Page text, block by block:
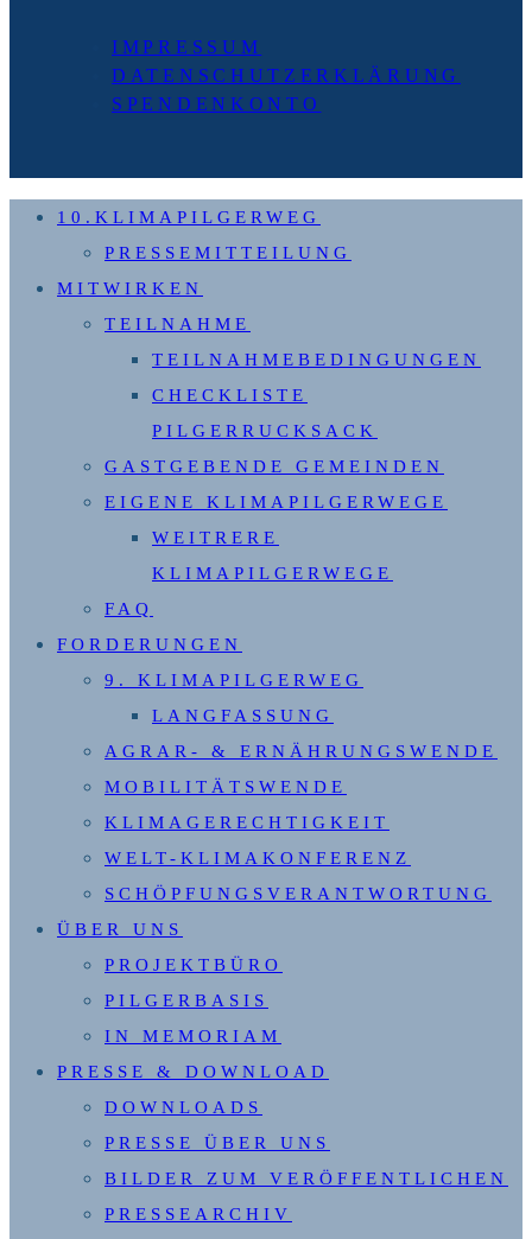
IMPRESSUM
DATENSCHUTZERKLÄRUNG
SPENDENKONTO
10.KLIMAPILGERWEG
PRESSEMITTEILUNG
MITWIRKEN
TEILNAHME
TEILNAHMEBEDINGUNGEN
CHECKLISTE
PILGERRUCKSACK
GASTGEBENDE GEMEINDEN
EIGENE KLIMAPILGERWEGE
WEITRERE
KLIMAPILGERWEGE
FAQ
FORDERUNGEN
9. KLIMAPILGERWEG
LANGFASSUNG
AGRAR- & ERNÄHRUNGSWENDE
MOBILITÄTSWENDE
KLIMAGERECHTIGKEIT
WELT-KLIMAKONFERENZ
SCHÖPFUNGSVERANTWORTUNG
ÜBER UNS
PROJEKTBÜRO
PILGERBASIS
IN MEMORIAM
PRESSE & DOWNLOAD
DOWNLOADS
PRESSE ÜBER UNS
BILDER ZUM VERÖFFENTLICHEN
PRESSEARCHIV